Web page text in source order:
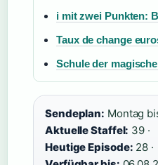
i mit zwei Punkten:
Taux de change
Schule der
Sendeplan: Montag
Aktuelle Staffel: 39 ·
Heutige Episode: 28 ·